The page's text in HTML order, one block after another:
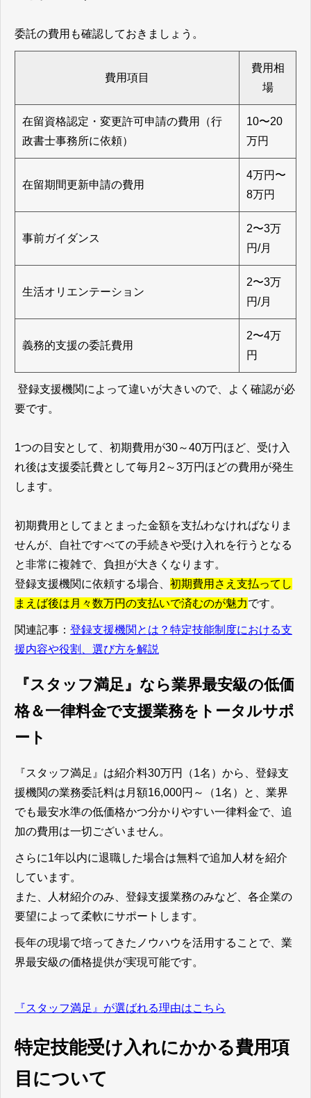
委託の費用も確認しておきましょう。
費用項目
費用相
場
在留資格認定・変更許可申請の費用（行
政書士事務所に依頼）
10〜20
万円
在留期間更新申請の費用
4万円〜
8万円
事前ガイダンス
2〜3万
円/月
生活オリエンテーション
2〜3万
円/月
義務的支援の委託費用
2〜4万
円
登録支援機関によって違いが大きいので、よく確認が必
要です。
1つの目安として、初期費用が30～40万円ほど、受け入
れ後は支援委託費として毎月2～3万円ほどの費用が発生
します。
初期費用としてまとまった金額を支払わなければなりま
せんが、自社ですべての手続きや受け入れを行うとなる
と非常に複雑で、負担が大きくなります。
登録支援機関に依頼する場合、 初期費用さえ支払ってし
まえば後は月々数万円の支払いで済むのが魅力です。
関連記事： 登録支援機関とは？特定技能制度における支
援内容や役割、選び方を解説
『スタッフ満足』なら業界最安級の低価
格＆一律料金で支援業務をトータルサポ
ート
『スタッフ満足』は紹介料30万円（1名）から、登録支
援機関の業務委託料は月額16,000円～（1名）と、業界
でも最安水準の低価格かつ分かりやすい一律料金で、追
加の費用は一切ございません。
さらに1年以内に退職した場合は無料で追加人材を紹介
しています。
また、人材紹介のみ、登録支援業務のみなど、各企業の
要望によって柔軟にサポートします。
長年の現場で培ってきたノウハウを活用することで、業
界最安級の価格提供が実現可能です。
『スタッフ満足』が選ばれる理由はこちら
特定技能受け入れにかかる費用項
目について